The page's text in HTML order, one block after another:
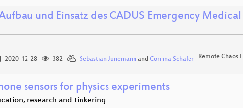
und Einsatz des CADUS Emergency Medical
2020-12-28 382 Sebastian Jünemann and Corinna Schäfer Remote Chaos
sensors for physics experiments
research and tinkering